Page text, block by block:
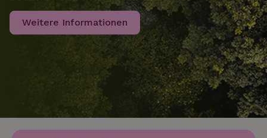
Weitere Informationen
_nhftconstraint_search-
www.naturhaeuschen.de
_nhftconstraint_search-
lowest-price
www.naturhaeuschen.de